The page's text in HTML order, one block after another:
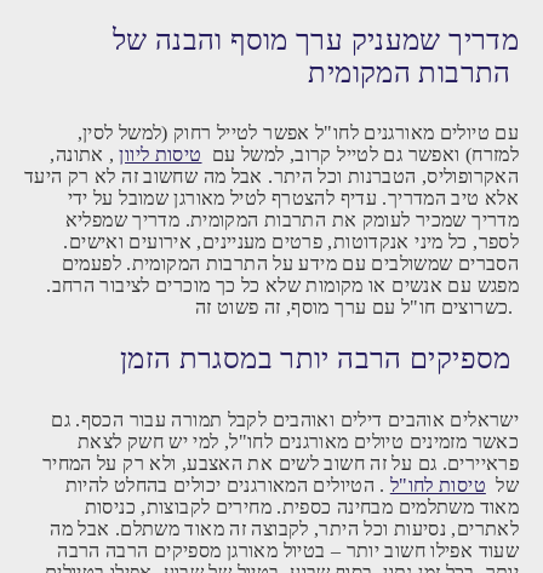
מדריך שמעניק ערך מוסף והבנה של
עם טיולים מאורגנים לחו"ל אפשר לטייל רחוק (למשל לסין,
למזרח) ואפשר גם לטייל קרוב, למשל עם
טיסות ליוון , אתונה,
האקרופוליס, הטברנות וכל היתר. אבל מה שחשוב זה לא רק היעד
אלא טיב המדריך. עדיף להצטרף לטיל מאורגן שמובל על ידי
מדריך שמכיר לעומק את התרבות המקומית. מדריך שמפליא
לספר, כל מיני אנקדוטות, פרטים מעניינים, אירועים ואישים.
הסברים שמשולבים עם מידע על התרבות המקומית. לפעמים
מפגש עם אנשים או מקומות שלא כל כך מוכרים לציבור הרחב.
כשרוצים חו"ל עם ערך מוסף, זה פשוט זה.
ישראלים אוהבים דילים ואוהבים לקבל תמורה עבור הכסף. גם
כאשר מזמינים טיולים מאורגנים לחו"ל, למי יש חשק לצאת
פראיירים. גם על זה חשוב לשים את האצבע, ולא רק על המחיר
של טיסות לחו"ל . הטיולים המאורגנים יכולים בהחלט להיות
מאוד משתלמים מבחינה כספית. מחירים לקבוצות, כניסות
לאתרים, נסיעות וכל היתר, לקבוצה זה מאוד משתלם. אבל מה
שעוד אפילו חשוב יותר – בטיול מאורגן מספיקים הרבה הרבה